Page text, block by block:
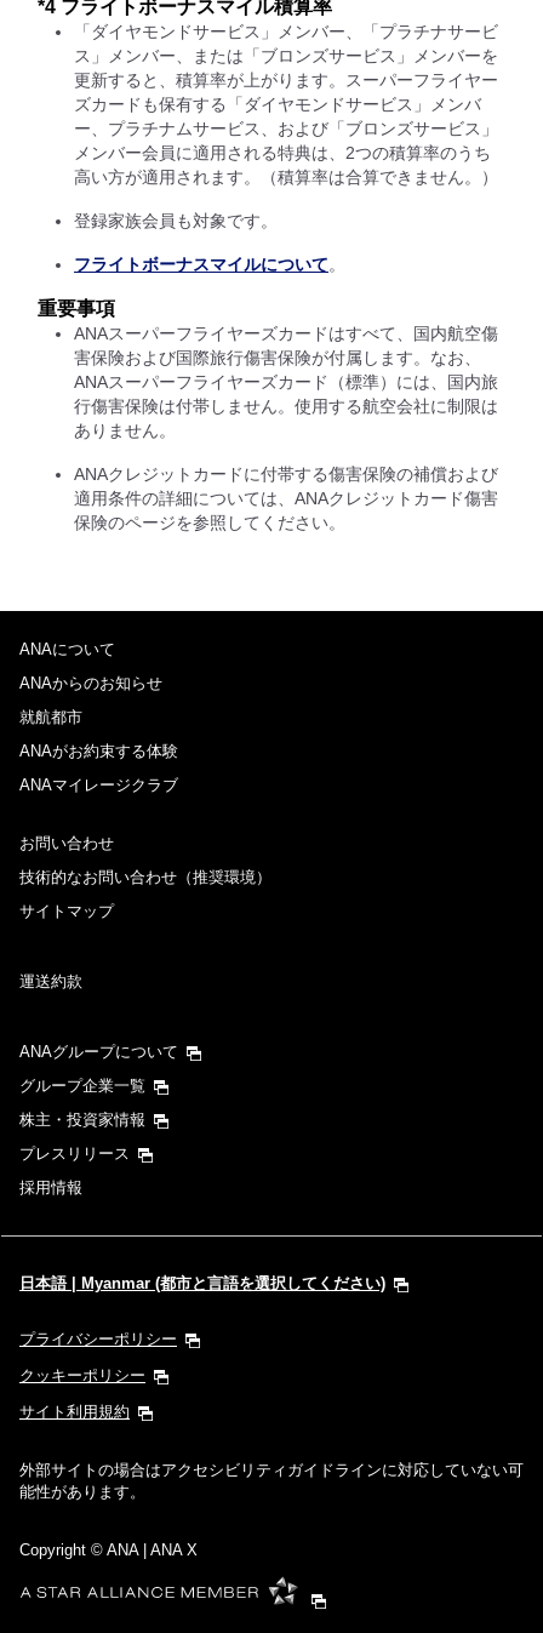
*4 フライトボーナスマイル積算率
「ダイヤモンドサービス」メンバー、「プラチナサービ
ス」メンバー、または「ブロンズサービス」メンバーを
更新すると、積算率が上がります。スーパーフライヤー
ズカードも保有する「ダイヤモンドサービス」メンバ
ー、プラチナムサービス、および「ブロンズサービス」
メンバー会員に適用される特典は、2つの積算率のうち
高い方が適用されます。（積算率は合算できません。）
登録家族会員も対象です。
フライトボーナスマイルについて。
重要事項
ANAスーパーフライヤーズカードはすべて、国内航空傷
害保険および国際旅行傷害保険が付属します。なお、
ANAスーパーフライヤーズカード（標準）には、国内旅
行傷害保険は付帯しません。使用する航空会社に制限は
ありません。
ANAクレジットカードに付帯する傷害保険の補償および
適用条件の詳細については、ANAクレジットカード傷害
保険のページを参照してください。
ANAについて
ANAからのお知らせ
就航都市
ANAがお約束する体験
ANAマイレージクラブ
お問い合わせ
技術的なお問い合わせ（推奨環境）
サイトマップ
運送約款
ANAグループについて
グループ企業一覧
株主・投資家情報
プレスリリース
採用情報
日本語 | Myanmar (都市と言語を選択してください)
プライバシーポリシー
クッキーポリシー
サイト利用規約
外部サイトの場合はアクセシビリティガイドラインに対応していない可
能性があります。
Copyright © ANA | ANA X